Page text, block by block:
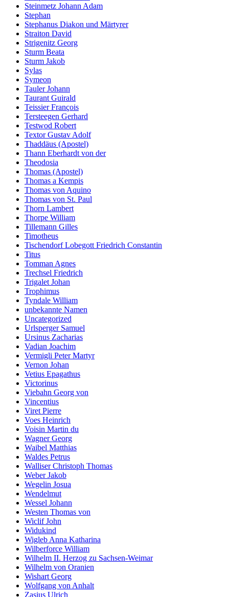
Steinmetz Johann Adam
Stephan
Stephanus Diakon und Märtyrer
Straiton David
Strigenitz Georg
Sturm Beata
Sturm Jakob
Sylas
Symeon
Tauler Johann
Taurant Guirald
Teissier François
Tersteegen Gerhard
Testwod Robert
Textor Gustav Adolf
Thaddäus (Apostel)
Thann Eberhardt von der
Theodosia
Thomas (Apostel)
Thomas a Kempis
Thomas von Aquino
Thomas von St. Paul
Thorn Lambert
Thorpe William
Tillemann Gilles
Timotheus
Tischendorf Lobegott Friedrich Constantin
Titus
Tomman Agnes
Trechsel Friedrich
Trigalet Johan
Trophimus
Tyndale William
unbekannte Namen
Uncategorized
Urlsperger Samuel
Ursinus Zacharias
Vadian Joachim
Vermigli Peter Martyr
Vernon Johan
Vetius Epagathus
Victorinus
Viebahn Georg von
Vincentius
Viret Pierre
Voes Heinrich
Voisin Martin du
Wagner Georg
Waibel Matthias
Waldes Petrus
Walliser Christoph Thomas
Weber Jakob
Wegelin Josua
Wendelmut
Wessel Johann
Westen Thomas von
Wiclif John
Widukind
Wigleb Anna Katharina
Wilberforce William
Wilhelm II. Herzog zu Sachsen-Weimar
Wilhelm von Oranien
Wishart Georg
Wolfgang von Anhalt
Zasius Ulrich